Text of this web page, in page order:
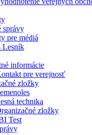
správy
pre médiá
Lesník
informácie
pre verejnosť
zložky
technika
zložky
Test